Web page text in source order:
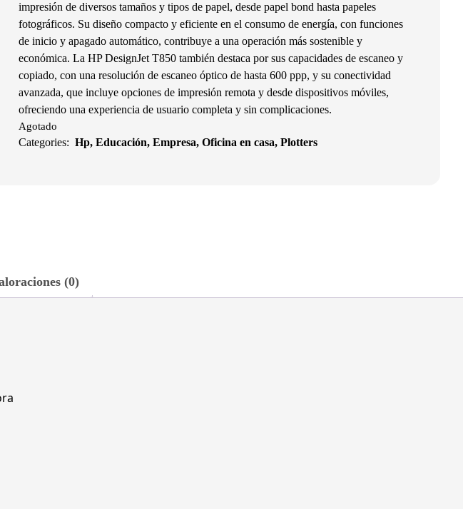
impresión de diversos tamaños y tipos de papel, desde papel bond hasta papeles
fotográficos. Su diseño compacto y eficiente en el consumo de energía, con funciones
de inicio y apagado automático, contribuye a una operación más sostenible y
económica. La HP DesignJet T850 también destaca por sus capacidades de escaneo y
copiado, con una resolución de escaneo óptico de hasta 600 ppp, y su conectividad
avanzada, que incluye opciones de impresión remota y desde dispositivos móviles,
ofreciendo una experiencia de usuario completa y sin complicaciones.
Agotado
Categories: Hp, Educación, Empresa, Oficina en casa, Plotters
(0)